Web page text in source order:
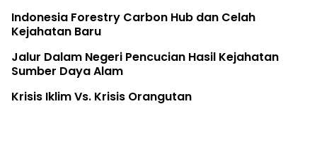
Indonesia Forestry Carbon Hub dan Celah
Kejahatan Baru
Jalur Dalam Negeri Pencucian Hasil Kejahatan
Sumber Daya Alam
Krisis Iklim Vs. Krisis Orangutan